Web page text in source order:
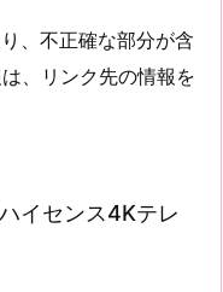
、不正確な部分が含
、リンク先の情報を
イセンス4Kテレ